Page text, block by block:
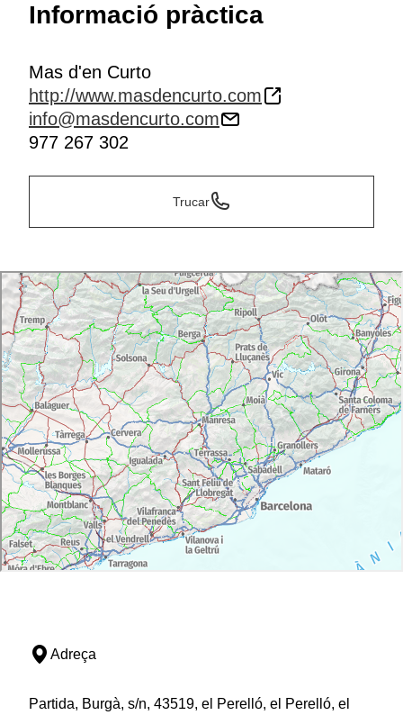
Informació pràctica
Mas d'en Curto
http://www.masdencurto.com
info@masdencurto.com
977 267 302
Trucar
Adreça
Partida, Burgà, s/n, 43519, el Perelló, el Perelló, el